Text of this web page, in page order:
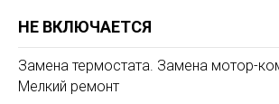
НЕ ВКЛЮЧАЕТСЯ
Замена термостата. Замена мотор-
Мелкий ремонт